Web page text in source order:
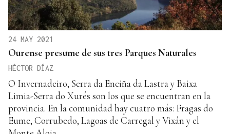
24 MAY 2021
Ourense presume de sus tres Parques Naturales
HÉCTOR DÍAZ
O Invernadeiro, Serra da Enciña da Lastra y Baixa
Limia-Serra do Xurés son los que se encuentran en la
provincia. En la comunidad hay cuatro más: Fragas do
Eume, Corrubedo, Lagoas de Carregal y Vixán y el